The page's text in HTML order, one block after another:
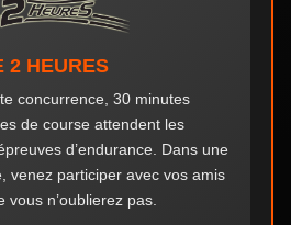
2 HEURES
concurrence, 30 minutes
de course attendent les
d’endurance. Dans une
venez participer avec vos amis
vous n’oublierez pas.